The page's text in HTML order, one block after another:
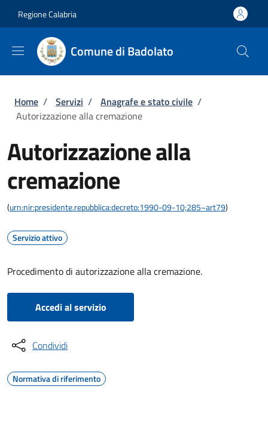
Regione Calabria
Comune di Badolato
Briciole di pane
Home / Servizi / Anagrafe e stato civile /
Autorizzazione alla cremazione
Autorizzazione alla
cremazione
(urn:nir:presidente.repubblica:decreto:1990-09-10;285~art79)
Servizio attivo
Procedimento di autorizzazione alla cremazione.
Accedi al servizio
Condividi
Normativa di riferimento